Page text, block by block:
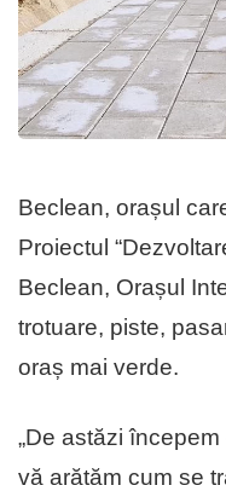
Beclean, orașul
Proiectul
Beclean, Orașul
trotuare, piste,
oraș mai verde.
„De astăzi
vă arătăm cum se